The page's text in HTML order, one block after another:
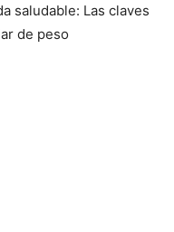
saludable: Las claves
de peso